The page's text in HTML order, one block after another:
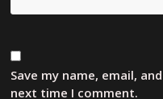
Save my name, email,
next time I comment.